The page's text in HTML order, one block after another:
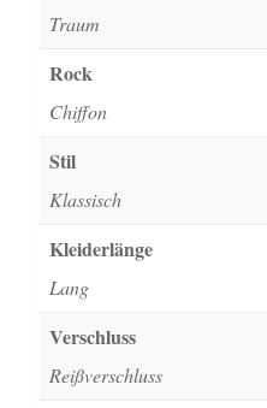
Traum
Rock
Chiffon
Stil
Klassisch
Kleiderlänge
Lang
Verschluss
Reißverschluss